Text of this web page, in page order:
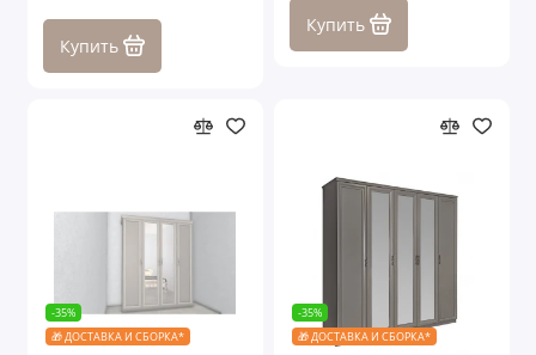
Купить
Купить
-35%
🎁 ДОСТАВКА И СБОРКА*
-35%
🎁 ДОСТАВКА И СБОРКА*